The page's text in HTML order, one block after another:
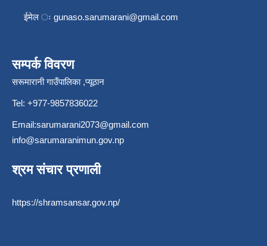
ईमेल ः gunaso.sarumarani@gmail.com
सम्पर्क विवरण
सरूमारानी गाउँपालिका ,प्यूठान
Tel: +977-9857836022
Email:sarumarani2073@gmail.com
info@sarumaranimun.gov.np
श्रम संचार प्रणाली
https://shramsansar.gov.np/